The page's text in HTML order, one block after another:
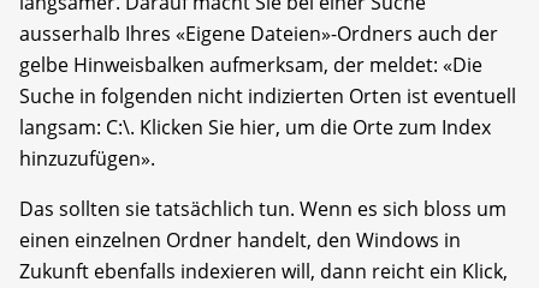
ausserhalb Ihres «Eigene Dateien»-Ordners auch der
gelbe Hinweisbalken aufmerksam, der meldet: «Die
Suche in folgenden nicht indizierten Orten ist eventuell
langsam: C:\. Klicken Sie hier, um die Orte zum Index
hinzuzufügen».
Das sollten sie tatsächlich tun. Wenn es sich bloss um
einen einzelnen Ordner handelt, den Windows in
Zukunft ebenfalls indexieren will, dann reicht ein Klick,